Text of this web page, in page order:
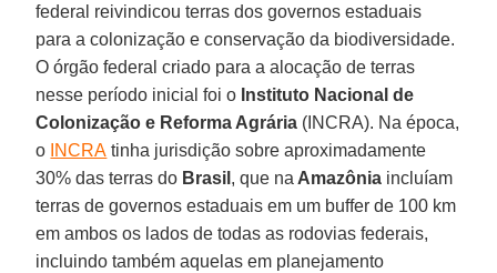
federal reivindicou terras dos governos estaduais
para a colonização e conservação da biodiversidade.
O órgão federal criado para a alocação de terras
nesse período inicial foi o Instituto Nacional de
Colonização e Reforma Agrária (INCRA). Na época,
o INCRA tinha jurisdição sobre aproximadamente
30% das terras do Brasil , que na Amazônia incluíam
terras de governos estaduais em um buffer de 100 km
em ambos os lados de todas as rodovias federais,
incluindo também aquelas em planejamento